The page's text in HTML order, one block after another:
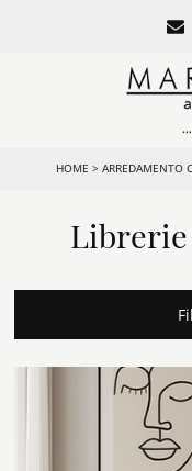
HOME > ARREDAMENTO
Librerie